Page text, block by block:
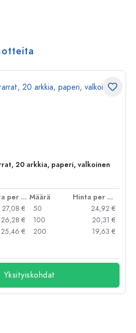
20 arkkia, paperi, valkoinen
Hinta per kpl Määrä
Hinta per kpl
27,08 €
26,28 €
25,46 €
50
24,92 €
100
20,31 €
200
19,63 €
Yksityiskohdat